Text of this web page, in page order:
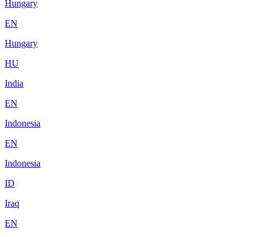
Hungary
EN
Hungary
HU
India
EN
Indonesia
EN
Indonesia
ID
Iraq
EN